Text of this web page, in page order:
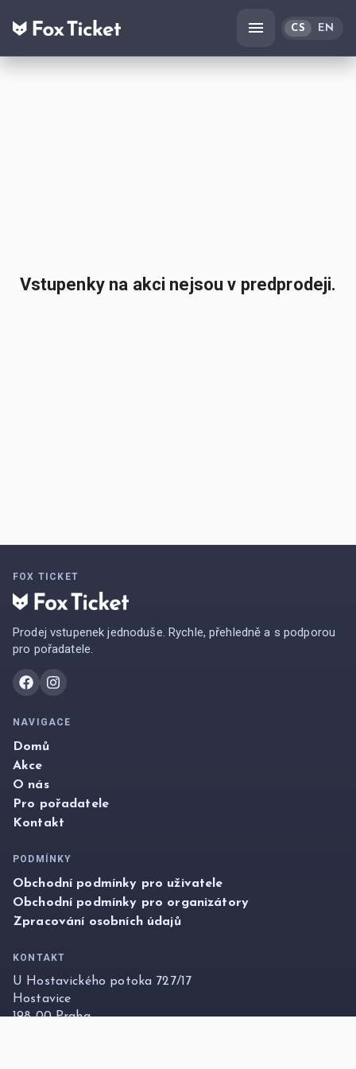
CS EN
Vstupenky na akci nejsou v predprodeji.
FOX TICKET
Prodej vstupenek jednoduše. Rychle, přehledně a s podporou
pro pořadatele.
NAVIGACE
Domů
Akce
O nás
Pro pořadatele
Kontakt
PODMÍNKY
Obchodní podmínky pro uživatele
Obchodní podmínky pro organizátory
Zpracování osobních údajů
KONTAKT
U Hostavického potoka 727/17
Hostavice
198 00 Praha